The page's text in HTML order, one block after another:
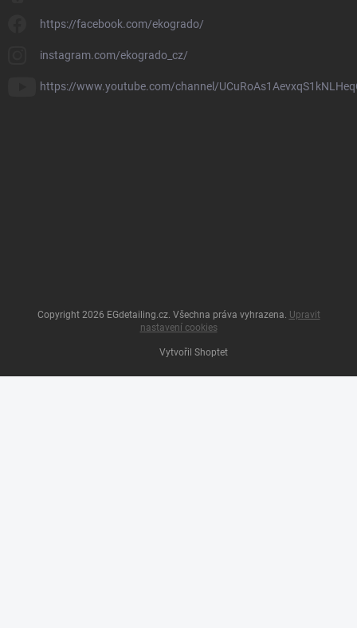
https://facebook.com/ekogrado/
instagram.com/ekogrado_cz/
https://www.youtube.com/channel/
Vytvořil Shoptet
Copyright 2026 EGdetailing.cz. Všechna práva vyhrazena. Upravit
nastavení cookies